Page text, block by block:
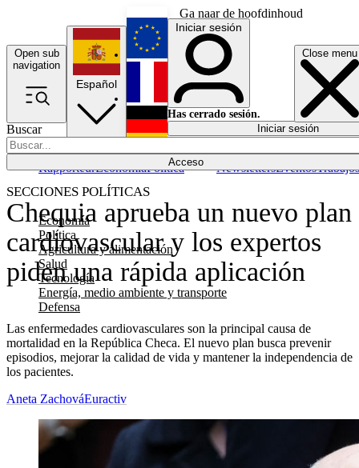
Ga naar de hoofdinhoud
Open sub
navigation
Close menu
Buscar
Acceso
SECCIONES POLÍTICAS
Economía
Política
Agricultura y alimentación
Salud
Tecnología
Energía, medio ambiente y transporte
Defensa
RapporteurEconomíaPolítica NewslettersEventosTrabajos
Español
English
Français
Iniciar sesión
Has cerrado sesión.
Iniciar sesión
Chequia aprueba un nuevo plan
cardiovascular y los expertos
piden una rápida aplicación
Las enfermedades cardiovasculares son la principal causa de
mortalidad en la República Checa. El nuevo plan busca prevenir
episodios, mejorar la calidad de vida y mantener la independencia de
los pacientes.
Aneta ZachováEuractiv